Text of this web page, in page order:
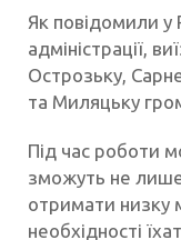
Як повідомили у
адміністрації,
Острозьку,
та Миляцьку
Під час роботи
зможуть не
отримати низку
необхідності